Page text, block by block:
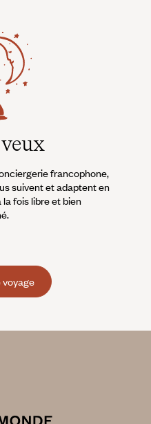
francophone,
suivent et adaptent en
fois libre et bien
voyage